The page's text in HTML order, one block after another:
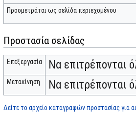
Προσμετράται ως σελίδα περιεχομένου
Προστασία σελίδας
Επεξεργασία Να επιτρέπονται
Μετακίνηση Να επιτρέπονται
Δείτε το αρχείο καταγραφών προστασίας για